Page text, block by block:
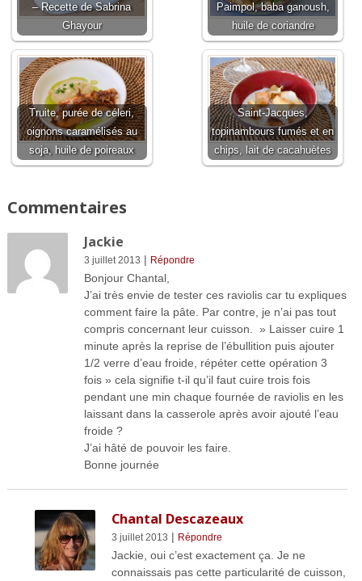
– Recette de Sabrina
Ghayour
Paimpol, baba ganoush,
huile de coriandre
Truite, purée de céleri,
oignons caramélisés au
soja, huile de poireaux
Saint-Jacques,
topinambours fumés et en
chips, lait de cacahuètes
Commentaires
Jackie
3 juillet 2013 | Répondre
Bonjour Chantal,
J’ai très envie de tester ces raviolis car tu expliques
comment faire la pâte. Par contre, je n’ai pas tout
compris concernant leur cuisson. » Laisser cuire 1
minute après la reprise de l’ébullition puis ajouter
1/2 verre d’eau froide, répéter cette opération 3
fois » cela signifie t-il qu’il faut cuire trois fois
pendant une min chaque fournée de raviolis en les
laissant dans la casserole après avoir ajouté l’eau
froide ?
J’ai hâté de pouvoir les faire.
Bonne journée
Chantal Descazeaux
3 juillet 2013 | Répondre
Jackie, oui c’est exactement ça. Je ne
connaissais pas cette particularité de cuisson,